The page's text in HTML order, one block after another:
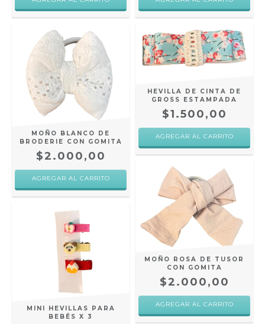
MOÑO BLANCO DE
BRODERIE CON GOMITA
$2.000,00
HEVILLA DE CINTA DE
GROSS ESTAMPADA
$1.500,00
MINI HEVILLAS PARA
BEBÉS X 3
MOÑO ROSA DE TUSOR
CON GOMITA
$2.000,00